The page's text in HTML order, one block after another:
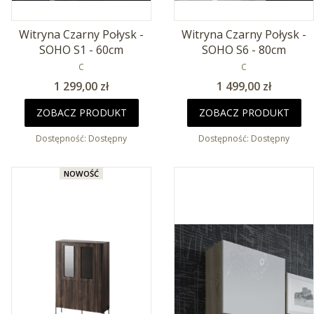
Witryna Czarny Połysk -
SOHO S1 - 60cm
PRODUCENT
C
Cena
1 299,00 zł
ZOBACZ PRODUKT
Dostępność: Dostępny
Witryna Czarny Połysk -
SOHO S6 - 80cm
PRODUCENT
C
Cena
1 499,00 zł
ZOBACZ PRODUKT
Dostępność: Dostępny
NOWOŚĆ